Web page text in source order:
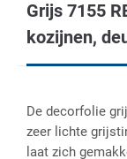
Grijs 7155
kozijnen,
De decorfolie
zeer lichte
laat zich